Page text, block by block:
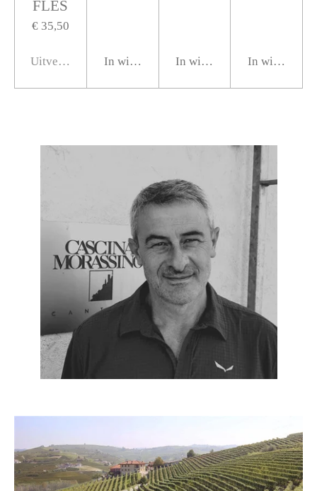
FLES
€ 35,50
Uitverkocht In winkelwagenIn winkelwagen
In